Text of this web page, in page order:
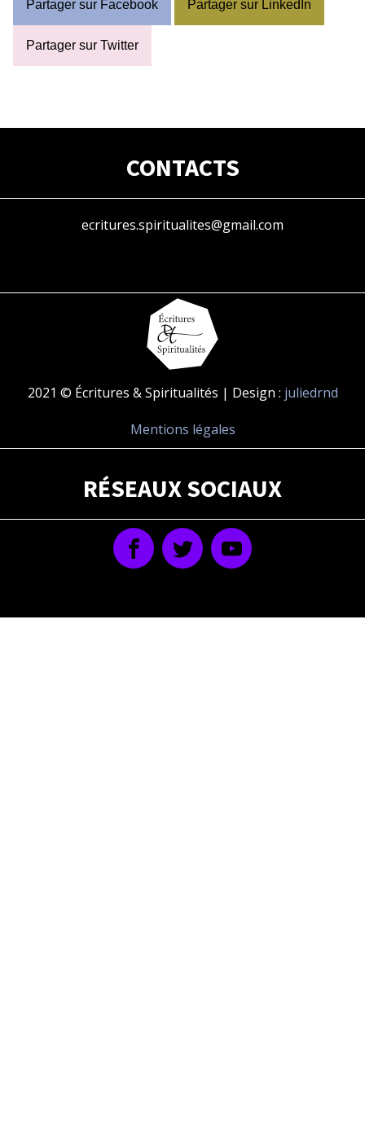
Partager sur Facebook Partager sur LinkedIn
Partager sur Twitter
CONTACTS
ecritures.spiritualites@gmail.com
2021 © Écritures & Spiritualités | Design : juliedrnd
Mentions légales
RÉSEAUX SOCIAUX